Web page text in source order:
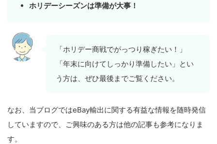
ホリデーシーズンは準備が大事！
「ホリデー商戦でがっつり稼ぎたい！」
「年末に向けてしっかり準備したい」とい
う方は、ぜひ最後までご覧ください。
なお、当ブログではeBay輸出に関する有益な情報を随時発信
していますので、ご興味のある方は他の記事も参考になりま
す。